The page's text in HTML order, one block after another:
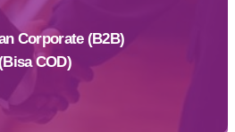
Corporate (B2B)
COD)